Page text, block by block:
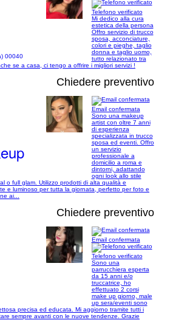
00040
Telefono verificato
Mi dedico alla cura
estetica della persona
Offro servizio di trucco
sposa, acconciature,
colori e pieghe, taglio
donna e taglio uomo,
tutto relazionato tra
se a casa, ci tengo a offrire i migliori servizi !
Chiedere preventivo
Email confermata
Sono una makeup
artist con oltre 7 anni
di esperienza
specializzata in trucco
sposa ed eventi. Offro
un servizio
professionale a
domicilio a roma e
dintorni, adattando
ogni look allo stile
o full glam. Utilizzo prodotti di alta qualità e
e luminoso per tutta la giornata, perfetto per foto e
ai...
Chiedere preventivo
Email confermata
Telefono verificato
Sono una
parrucchiera esperta
da 15 anni e/o
truccatrice, ho
effettuato 2 corsi
make up giorno, male
up sera/eventi sono
precisa ed educata. Mi aggiorno tramite tutti i
sempre avanti con le nuove tendenze. Grazie